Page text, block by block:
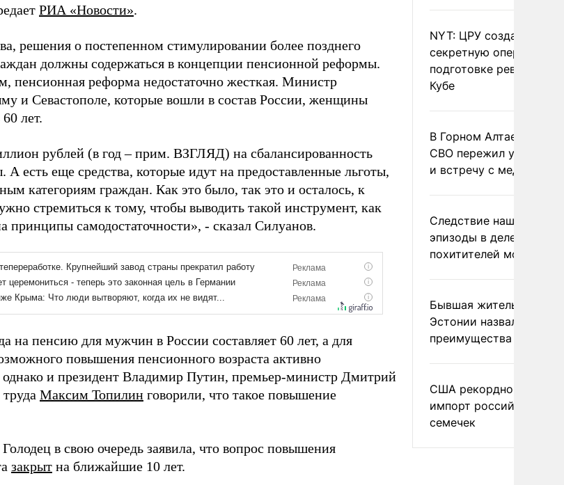
РИА «Новости».
решения о постепенном стимулировании более позднего
должны содержаться в концепции пенсионной реформы.
пенсионная реформа недостаточно жесткая. Министр
и Севастополе, которые вошли в состав России, женщины
лет.
рублей (в год – прим. ВЗГЛЯД) на сбалансированность
есть еще средства, которые идут на предоставленные льготы,
категориям граждан. Как это было, так это и осталось, к
стремиться к тому, чтобы выводить такой инструмент, как
самодостаточности», - сказал Силуанов.
на пенсию для мужчин в России составляет 60 лет, а для
повышения пенсионного возраста активно
и президент Владимир Путин, премьер-министр Дмитрий
Максим Топилин говорили, что такое повышение
в свою очередь заявила, что вопрос повышения
закрыт на ближайшие 10 лет.
NYT: ЦРУ создало
секретную опергруппу
подготовке революции
Кубе
В Горном Алтае
СВО пережил удар
и встречу с медведем
Следствие нашло
эпизоды в деле
похитителей москвичек
Бывшая жительница
Эстонии назвала
преимущества России
США рекордно
импорт российских
семечек